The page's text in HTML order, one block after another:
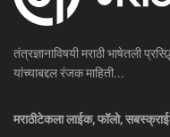
तंत्रज्ञानाविषयी मराठी भाषेतली
यांच्याबद्दल रंजक माहिती...
मराठीटेकला लाईक, फॉलो,